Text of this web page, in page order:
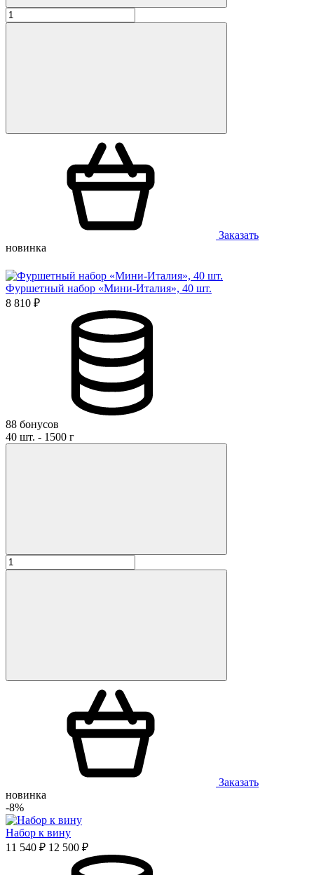
Заказать
новинка
Фуршетный набор «Мини-Италия», 40 шт.
8 810 ₽
88 бонусов
40 шт. - 1500 г
Заказать
новинка
-8%
Набор к вину
11 540 ₽ 12 500 ₽